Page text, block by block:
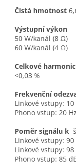
Čistá hmotnost
Výstupní výkon
50 W/kanál (8 Ω)
60 W/kanál (4 Ω)
Celkové
<0,03 %
Frekvenční
Linkové vstupy:
Phono vstup: 20
Poměr signálu k
Linkové vstupy:
Linkové vstupy:
Phono vstup: 85